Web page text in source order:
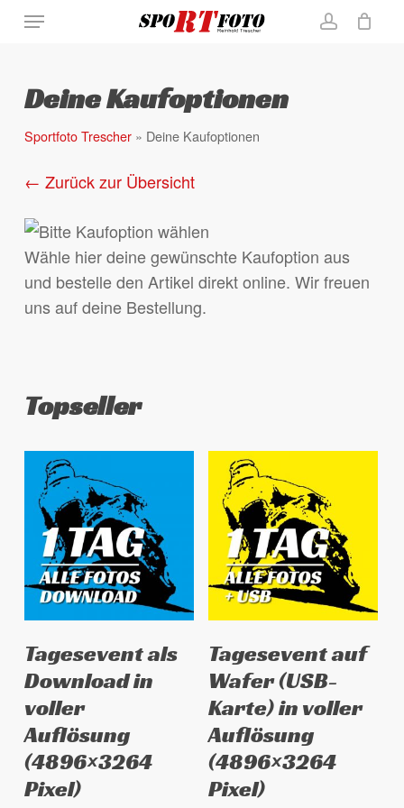
Skip
content
Menu
Deine Kaufoptionen
Sportfoto Trescher» Deine Kaufoptionen
← Zurück zur Übersicht
Wähle hier deine gewünschte Kaufoption aus
und bestelle den Artikel direkt online. Wir freuen
uns auf deine Bestellung.
Topseller
Produkt
weist
mehrere
Varianten
auf.
Die
Tagesevent als
Download in
voller
Auflösung
(4896×3264
Pixel)
Produkt
weist
mehrere
Varianten
auf.
Die
Tagesevent auf
Wafer (USB-
Karte) in voller
Auflösung
(4896×3264
Pixel)